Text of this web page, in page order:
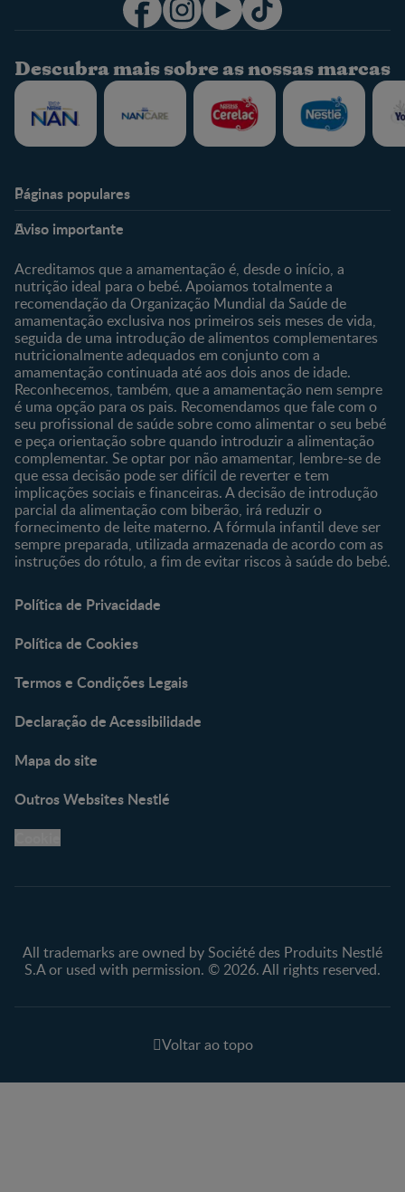
Descubra mais sobre as nossas marcas
Páginas populares
Sobre Nós
Sobre o Clube
Clube Bebé Nestlé
Entrar/Registe-se
Comprar
Os nossos produtos
As nossas marcas
Aviso importante
Acreditamos que a amamentação é, desde o início, a
nutrição ideal para o bebé. Apoiamos totalmente a
recomendação da Organização Mundial da Saúde de
amamentação exclusiva nos primeiros seis meses de vida,
seguida de uma introdução de alimentos complementares
nutricionalmente adequados em conjunto com a
amamentação continuada até aos dois anos de idade.
Reconhecemos, também, que a amamentação nem sempre
é uma opção para os pais. Recomendamos que fale com o
seu profissional de saúde sobre como alimentar o seu bebé
e peça orientação sobre quando introduzir a alimentação
complementar. Se optar por não amamentar, lembre-se de
que essa decisão pode ser difícil de reverter e tem
implicações sociais e financeiras. A decisão de introdução
parcial da alimentação com biberão, irá reduzir o
fornecimento de leite materno. A fórmula infantil deve ser
sempre preparada, utilizada armazenada de acordo com as
instruções do rótulo, a fim de evitar riscos à saúde do bebé.
Política de Privacidade
Política de Cookies
Termos e Condições Legais
Declaração de Acessibilidade
Mapa do site
Outros Websites Nestlé
All trademarks are owned by Société des Produits Nestlé
S.A or used with permission. © 2026. All rights reserved.
Voltar ao topo